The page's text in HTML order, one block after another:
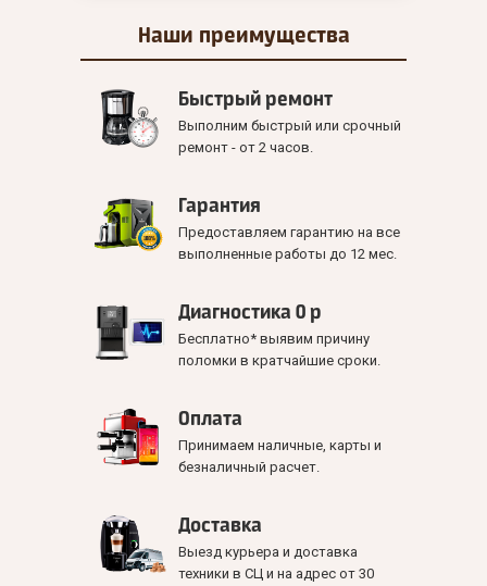
Наши преимущества
Быстрый ремонт
Выполним быстрый или срочный
ремонт - от 2 часов.
Гарантия
Предоставляем гарантию на все
выполненные работы до 12 мес.
Диагностика 0 р
Бесплатно* выявим причину
поломки в кратчайшие сроки.
Оплата
Принимаем наличные, карты и
безналичный расчет.
Доставка
Выезд курьера и доставка
техники в СЦ и на адрес от 30